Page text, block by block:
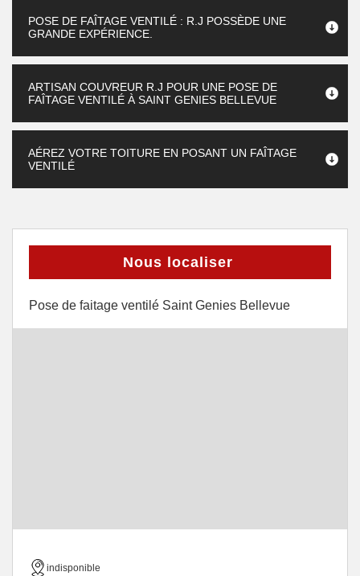
POSE DE FAÎTAGE VENTILÉ : R.J POSSÈDE UNE
GRANDE EXPÉRIENCE.
ARTISAN COUVREUR R.J POUR UNE POSE DE
FAÎTAGE VENTILÉ À SAINT GENIES BELLEVUE
AÉREZ VOTRE TOITURE EN POSANT UN FAÎTAGE
VENTILÉ
Nous localiser
Pose de faitage ventilé Saint Genies Bellevue
indisponible